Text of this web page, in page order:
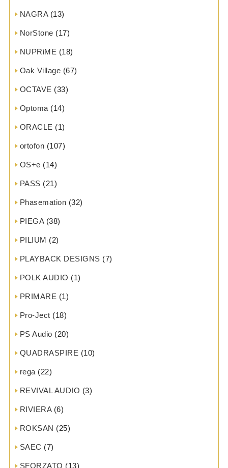
NAGRA(13)
NorStone (17)
NUPRiME (18)
Oak Village (67)
OCTAVE (33)
Optoma (14)
ORACLE (1)
ortofon (107)
OS+e (14)
PASS (21)
Phasemation (32)
PIEGA(38)
PILIUM (2)
PLAYBACK DESIGNS (7)
POLK AUDIO (1)
PRIMARE (1)
Pro-Ject (18)
PS Audio (20)
QUADRASPIRE (10)
rega (22)
REVIVAL AUDIO (3)
RIVIERA(6)
ROKSAN (25)
SAEC (7)
SFORZATO (13)